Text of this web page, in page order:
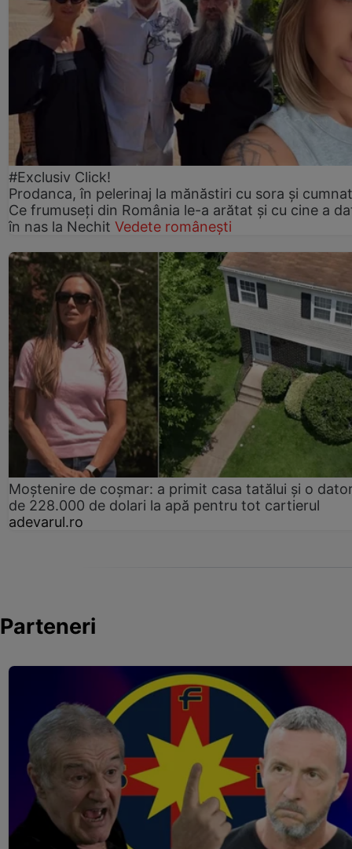
#Exclusiv Click!
Prodanca, în pelerinaj la mănăstiri cu sora și
Ce frumuseți din România le-a arătat și cu cine a
în nas la Nechit Vedete românești
Moștenire de coșmar: a primit casa tatălui și o
de 228.000 de dolari la apă pentru tot cartierul
adevarul.ro
Parteneri